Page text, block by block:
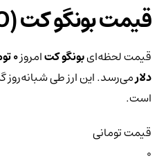
قیمت بونگو کت (BONGO)
قیمت لحظه‌ایبونگو کتامروز0 تومان
دلارمی‌رسد. این ارز طی شبانه‌روز
است.
قیمت تومانی